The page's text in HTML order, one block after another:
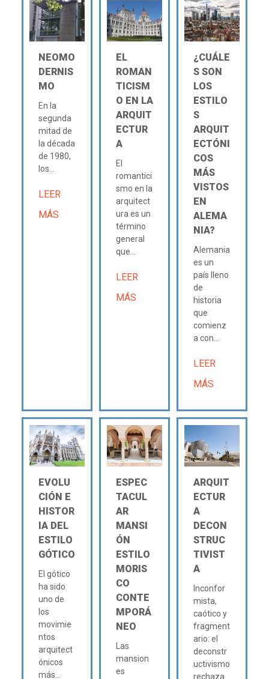
NEOMO
DERNIS
MO
En la
segunda
mitad de
la década
de 1980,
los...
LEER
MÁS
EL
ROMAN
TICISM
O EN LA
ARQUIT
ECTUR
A
El
romantici
smo en la
arquitect
ura es un
término
general
que...
LEER
MÁS
¿CUÁLE
S SON
LOS
ESTILO
S
ARQUIT
ECTÓNI
COS
MÁS
VISTOS
EN
ALEMA
NIA?
Alemania
es un
país lleno
de
historia
que
comienz
a con...
LEER
MÁS
EVOLU
CIÓN E
HISTOR
IA DEL
ESTILO
GÓTICO
El gótico
ha sido
uno de
los
movimie
ntos
arquitect
ónicos
más...
ESPEC
TACUL
AR
MANSI
ÓN
ESTILO
MORIS
CO
CONTE
MPORÁ
NEO
Las
mansion
es
ARQUIT
ECTUR
A
DECON
STRUC
TIVIST
A
Inconfor
mista,
caótico y
fragment
ario: el
deconstr
uctivismo
rechaza